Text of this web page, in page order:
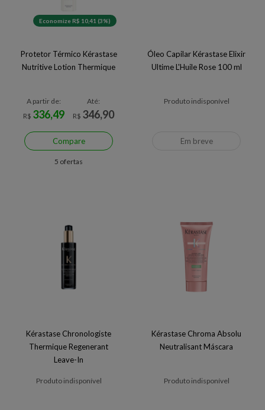
Economize R$ 10,41 (3%)
Protetor Térmico Kérastase
Nutritive Lotion Thermique
A partir de:
R$ 336,49
Até:
R$ 346,90
Compare
5 ofertas
Óleo Capilar Kérastase Elixir
Ultime L'Huile Rose 100 ml
Produto indisponível
Em breve
Kérastase Chronologiste
Thermique Regenerant
Leave-In
Produto indisponível
Kérastase Chroma Absolu
Neutralisant Máscara
Produto indisponível